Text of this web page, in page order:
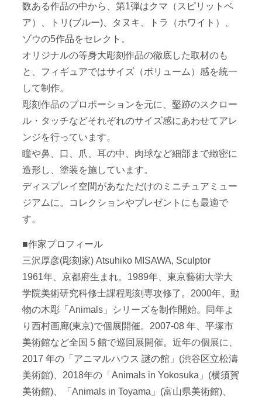
数ある作品の中から、第1弾はクマ（スピリットベ
ア）、トリ(ブルー)、タヌキ、トラ（ホワイト）、
ゾウの5作品をセレクト。
オリジナルの等身大彫刻作品の徹底した取材のも
と、フィギュアではサイズ（ボリューム）感を統一
して制作。
彫刻作品のプロポーションを元に、鑿跡のスクロー
ル・タッチなどそれぞれのサイズ感にあわせてアレ
ンジを行っています。
瞳や鼻、口、爪、耳の中、肉球など細部まで緻密に
造形し、塗装を施しています。
ディスプレイ空間があなただけのミニチュアミュー
ジアムに。コレクションやプレゼントにも最適で
す。
■作家プロフィール
三沢厚彦(彫刻家) Atsuhiko MISAWA, Sculptor
1961年、京都府生まれ。1989年、東京藝術大学大
学院美術研究科修士課程彫刻専攻修了。2000年、動
物の木彫「Animals」シリーズを制作開始。同年よ
り西村画廊(東京)で個展開催。2007-08 年、平塚市
美術館など全国 5 館で巡回展開催。近年の個展に、
2017 年の「アニマルハウス 謎の館」(渋谷区立松濤
美術館)、2018年の「Animals in Yokosuka」(横須賀
美術館)、「Animals in Toyama」(富山県美術館)、